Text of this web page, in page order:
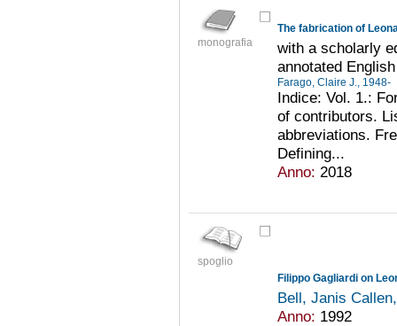
monografia
The fabrication of
with a scholarly
annotated
Farago, Claire J., 1948-
Indice: Vol. 1.:
of contributors.
abbreviations.
Defining...
Anno: 2018
spoglio
Filippo Gagliardi on
Bell, Janis
Anno: 1992